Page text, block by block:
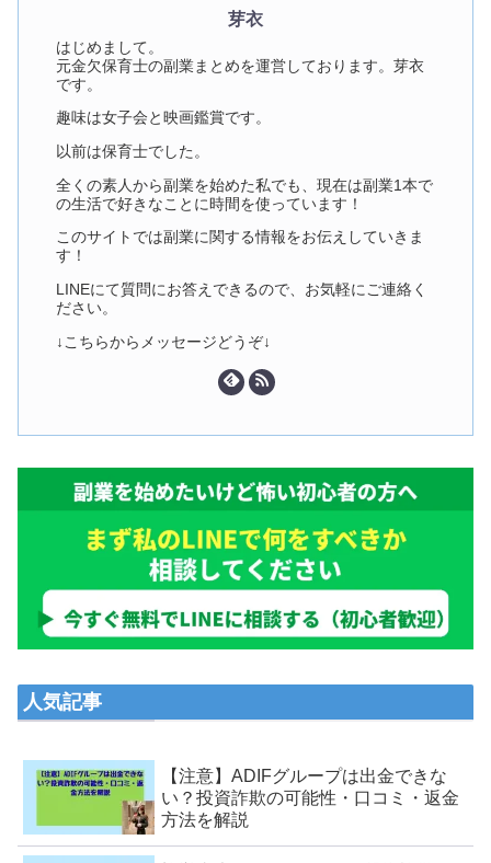
芽衣
はじめまして。
元金欠保育士の副業まとめを運営しております。芽衣
です。
趣味は女子会と映画鑑賞です。
以前は保育士でした。
全くの素人から副業を始めた私でも、現在は副業1本で
の生活で好きなことに時間を使っています！
このサイトでは副業に関する情報をお伝えしていきま
す！
LINEにて質問にお答えできるので、お気軽にご連絡く
ださい。
↓こちらからメッセージどうぞ↓
人気記事
【注意】ADIFグループは出金できな
い？投資詐欺の可能性・口コミ・返金
方法を解説